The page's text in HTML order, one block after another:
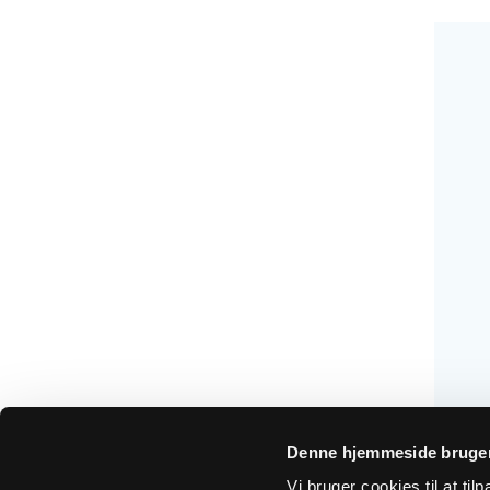
Denne hjemmeside